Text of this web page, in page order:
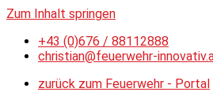
Zum Inhalt springen
+43 (0)676 / 88112888
christian@feuerwehr-
zurück zum Feuerwehr - Portal